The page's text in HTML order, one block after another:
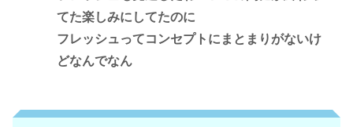
てた楽しみにしてたのに
フレッシュってコンセプトにまとまりがないけ
どなんでなん